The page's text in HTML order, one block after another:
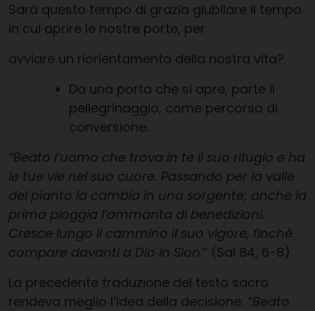
Sarà questo tempo di grazia giubilare il tempo
in cui aprire le nostre porte, per
avviare un riorientamento della nostra vita?
Da una porta che si apre, parte il
pellegrinaggio, come percorso di
conversione.
“Beato l’uomo che trova in te il suo rifugio e ha
le tue vie nel suo cuore. Passando per la valle
del pianto la cambia in una sorgente; anche la
prima pioggia l’ammanta di benedizioni.
Cresce lungo il cammino il suo vigore, finché
compare davanti a Dio in Sion.” (Sal 84, 6-8).
La precedente traduzione del testo sacro
rendeva meglio l’idea della decisione: “Beato